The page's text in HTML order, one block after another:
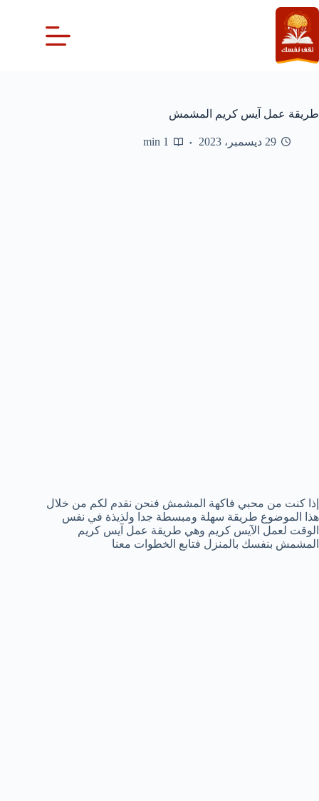
التجاوز
إلى
المحتوى
طريقة عمل آيس كريم المشمش
29 ديسمبر، 2023 1 min
إذا كنت من محبي فاكهة المشمش فنحن نقدم لكم من خلال
هذا الموضوع طريقة سهلة ومبسطة جدا ولذيذة في نفس
الوقت لعمل الآيس كريم وهي طريقة عمل آيس كريم
المشمش بنفسك بالمنزل فتابع الخطوات معنا